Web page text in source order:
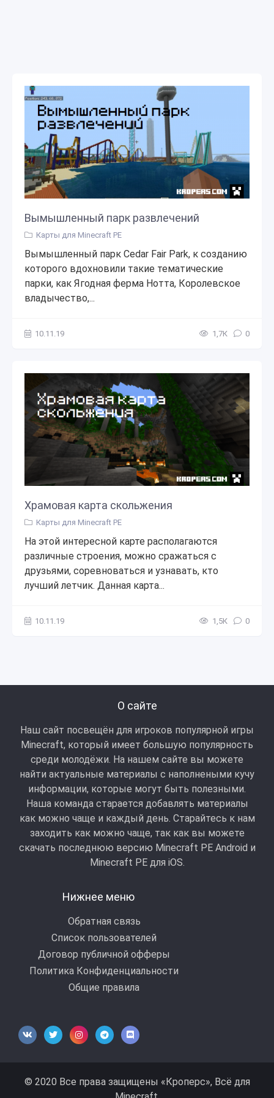
Вымышленный парк развлечений
Карты для Minecraft PE
Вымышленный парк Cedar Fair Park, к созданию
которого вдохновили такие тематические
парки, как Ягодная ферма Нотта, Королевское
владычество,...
10.11.19 1,7К 0
Храмовая карта скольжения
Карты для Minecraft PE
На этой интересной карте располагаются
различные строения, можно сражаться с
друзьями, соревноваться и узнавать, кто
лучший летчик. Данная карта...
10.11.19 1,5К 0
О сайте
Наш сайт посвещён для игроков популярной игры
Minecraft, который имеет большую популярность
среди молодёжи. На нашем сайте вы можете
найти актуальные материалы с наполнеными кучу
информации, которые могут быть полезными.
Наша команда старается добавлять материалы
как можно чаще и каждый день. Старайтесь к нам
заходить как можно чаще, так как вы можете
скачать последнюю версию Minecraft PE Android и
Minecraft РЕ для iOS.
Нижнее меню
Обратная связь
Список пользователей
Договор публичной офферы
Политика Конфиденциальности
Общие правила
© 2020 Все права защищены «Кроперс», Всё для